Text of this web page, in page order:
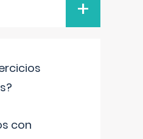
+
con